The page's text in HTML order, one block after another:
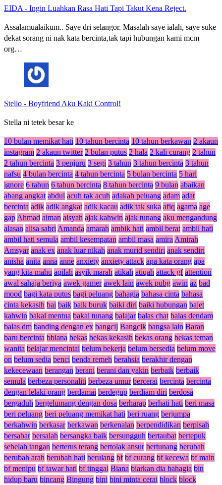
EIDA - Ingin Luahkan Rasa Hati Tapi Takut Kena Reject.
Assalamualaikum.. Saye dri selangor. Masalah saye ialah, saye suke
dekat sorang ni nak kata bercinta,tak tapi hubungan kami mcm
org…
Stello - Boyfriend Aku Kaki Control!
Stella ni tetek besar ke
10 bulan memikat hati 10 tahun bercinta 10 tahun berkawan 2 akaun
instagram 2 akaun twitter 2 bulan putus 2 hala 2 kali curang 2 tahun
2 tahun bercinta 3 penjuru 3 segi 3 tahun 3 tahun bercinta 3 tahun
nafsu 4 bulan bercinta 4 tahun bercinta 5 bulan bercinta 5 hari
ignore 6 tahun 6 tahun bercinta 8 tahun bercinta 9 bulan abaikan
abang angkat abdul acuh tak acuh adakah peluang adam adat
bercinta adik adik angkat adik kacau adik tak suka afiq agama age
gap Ahmad aiman aisyah ajak kahwin ajak tunang aku mengandung
alasan alisa sabri Amanda amarah ambik hati ambil berat ambil hati
ambil hati semula ambil kesempatan ambil masa amira Amirah
Amsyar anak ex anak luar nikah anak murid sendiri anak sendiri
anisha anita anna anne anxiety anxiety attack apa kata orang apa
yang kita mahu aqilah asyik marah atikah atiqah attack gf attention
awal sahaja beriya awek gamer awek lain awek pubg awin az bad
mood bagi kata putus bagi peluang bahagia bahasa cinta bahasa
cinta kekasih bai baik baik buruk baiki diri baiki hubungan bajet
kahwin bakal mentua bakal tunang balajar balas chat balas dendam
balas dm banding dengan ex bangcij Bangcik bangsa lain Baran
baru bercinta bbiana bekas bekas kekasih bekas orang bekas teman
wanita belajar mencintai belum bekerja belum bersedia belum move
on belum sedia benci benda remeh berahsia berakhir dengan
kekecewaan berangan berani berani dan yakin berbaik berbaik
semula berbeza personaliti berbeza umur bercerai bercinta bercinta
dengan lelaki orang berdamai berdegup berdiam diri berdosa
bergaduh bergelumang dengan dosa berharap berhati hati beri masa
beri peluang beri peluang memikat hati beri ruang berjumpa
berkahwin berkasar berkawan berkenalan berpendidikan berpisah
bersabar bersalah bersangka baik bersungguh bertaubat bertepuk
sebelah tangan berterus terang bertolak ansur bertunang berubah
berubah arah berubah hati berulang bf bf curang bf kecewa bf main
bf menipu bf tawar hati bf tinggal Biana biarkan dia bahagia bin
hidup baru bincang Bingung bini bini minta cerai block block